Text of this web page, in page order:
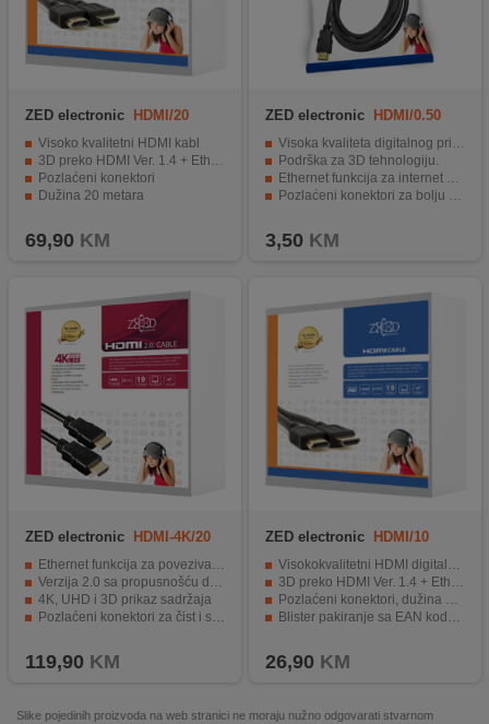
ZED electronic HDMI/20
Visoko kvalitetni HDMI kabl
3D preko HDMI Ver. 1.4 + Ethernet
Pozlaćeni konektori
Dužina 20 metara
69,90 KM
ZED electronic HDMI/0.50
Visoka kvaliteta digitalnog prijenosa.
Podrška za 3D tehnologiju.
Ethernet funkcija za internet povezivanje.
Pozlaćeni konektori za bolju provodljivost signala.
3,50 KM
ZED electronic HDMI-4K/20
Ethernet funkcija za povezivanje uređaja
Verzija 2.0 sa propusnošću do 18 Gbps
4K, UHD i 3D prikaz sadržaja
Pozlaćeni konektori za čist i stabilan signal
119,90 KM
ZED electronic HDMI/10
Visokokvalitetni HDMI digitalni kabel
3D preko HDMI Ver. 1.4 + Ethernet
Pozlaćeni konektori, dužina 10 met.
Blister pakiranje sa EAN kodom
26,90 KM
Slike pojedinih proizvoda na web stranici ne moraju nužno odgovarati stvarnom